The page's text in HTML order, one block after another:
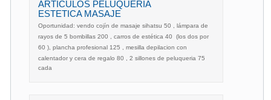
ARTICULOS PELUQUERIA
ESTETICA MASAJE
Oportunidad: vendo cojín de masaje sihatsu 50 , lámpara de
rayos de 5 bombillas 200 , carros de estética 40  (los dos por
60 ), plancha profesional 125 , mesilla depilacion con
calentador y cera de regalo 80 , 2 sillones de peluqueria 75 
cada